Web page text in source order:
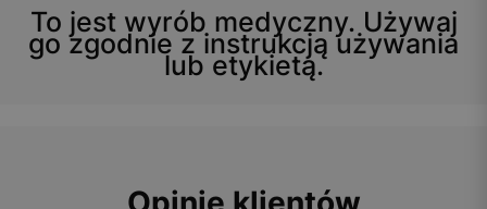
To jest wyrób medyczny. Używaj
go zgodnie z instrukcją używania
lub etykietą.